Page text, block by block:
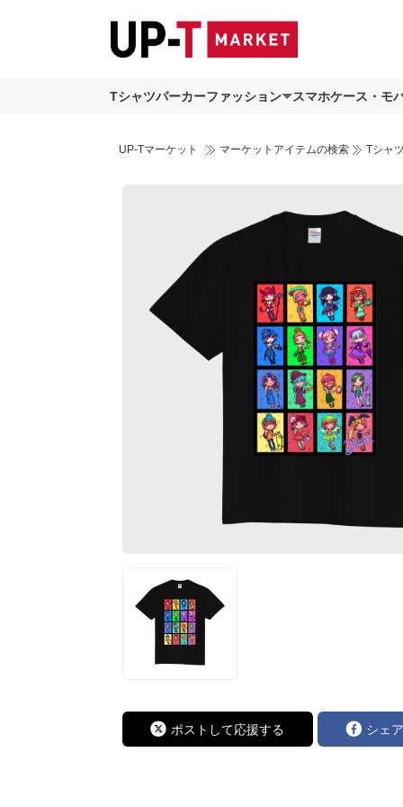
Tシャツパーカーファッション スマホケース・モ
UP-Tマーケット マーケットアイテムの検索 Tシャ
ポストして応援する シェ